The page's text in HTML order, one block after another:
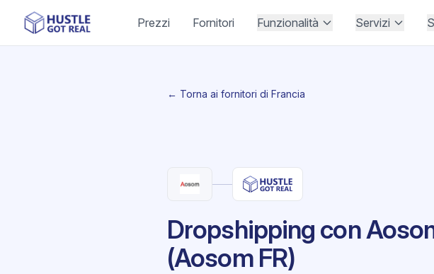
Prezzi Fornitori Funzionalità Servizi
← Torna ai fornitori di Francia
Dropshipping con
(Aosom FR)